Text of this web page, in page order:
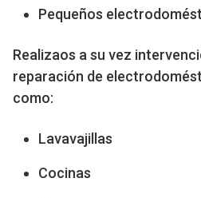
Pequeños
Realizaos a su vez
reparación de
como:
Lavavajillas
Cocinas